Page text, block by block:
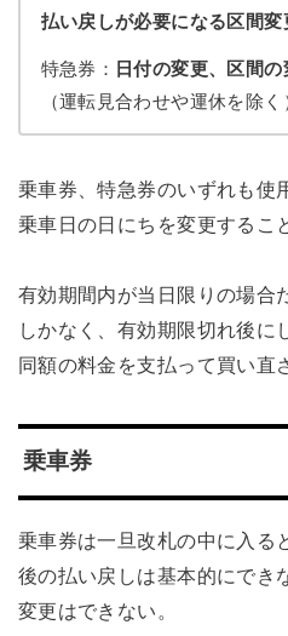
払い戻しが必要になる区間変
特急券： 日付の変更、区間
（運転見合わせや運休を除く
乗車券、特急券のいずれも使
乗車日の日にちを変更するこ
有効期間内が当日限りの場合
しかなく、有効期限切れ後に
同額の料金を支払って買い直
乗車券
乗車券は一旦改札の中に入る
後の払い戻しは基本的にでき
変更はできない。